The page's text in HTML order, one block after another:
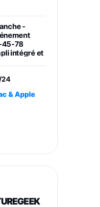
-
45-78
intégré et
Galaxy
Galaxy
Tiers)
24
& Apple